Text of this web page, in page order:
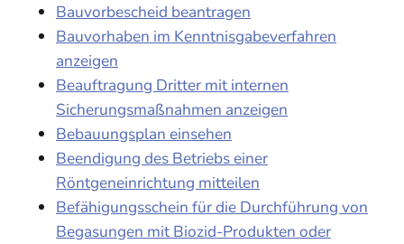
Bauvorbescheid beantragen
Bauvorhaben im Kenntnisgabeverfahren
anzeigen
Beauftragung Dritter mit internen
Sicherungsmaßnahmen anzeigen
Bebauungsplan einsehen
Beendigung des Betriebs einer
Röntgeneinrichtung mitteilen
Befähigungsschein für die Durchführung von
Begasungen mit Biozid-Produkten oder